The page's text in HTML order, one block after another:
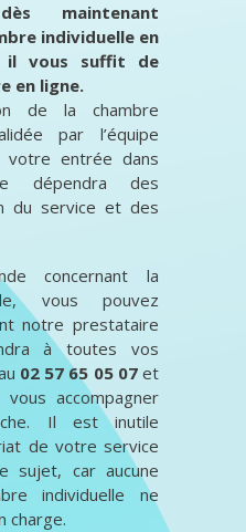
maintenant
individuelle en
il vous suffit de
en ligne.
de la chambre
par l’équipe
entrée dans
dépendra des
du service et des
concernant la
vous pouvez
notre prestataire
à toutes vos
02 57 65 05 07et
accompagner
Il est inutile
de votre service
sujet, car aucune
individuelle ne
charge.